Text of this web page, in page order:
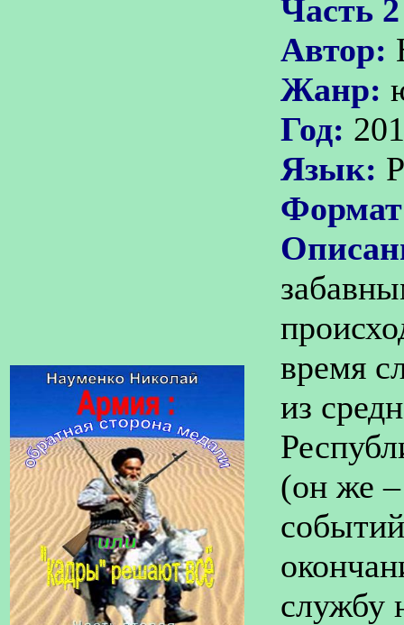
Часть
Автор:
Жанр:
Год:
Язык:
время
из
(он же –
службу